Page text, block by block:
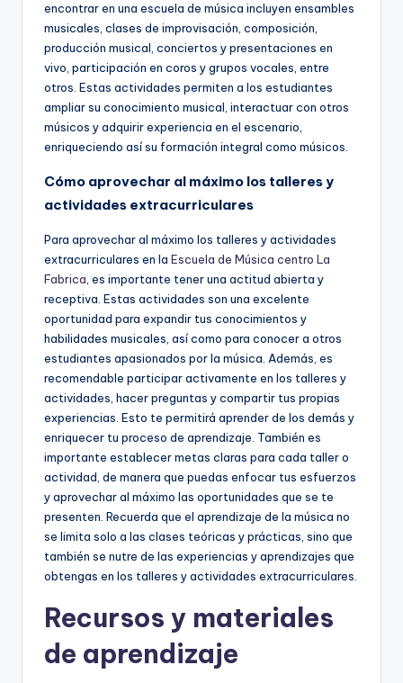
encontrar en una escuela de música incluyen ensambles
musicales, clases de improvisación, composición,
producción musical, conciertos y presentaciones en
vivo, participación en coros y grupos vocales, entre
otros. Estas actividades permiten a los estudiantes
ampliar su conocimiento musical, interactuar con otros
músicos y adquirir experiencia en el escenario,
enriqueciendo así su formación integral como músicos.
Cómo aprovechar al máximo los talleres y
actividades extracurriculares
Para aprovechar al máximo los talleres y actividades
extracurriculares en la Escuela de Música centro La
Fabrica, es importante tener una actitud abierta y
receptiva. Estas actividades son una excelente
oportunidad para expandir tus conocimientos y
habilidades musicales, así como para conocer a otros
estudiantes apasionados por la música. Además, es
recomendable participar activamente en los talleres y
actividades, hacer preguntas y compartir tus propias
experiencias. Esto te permitirá aprender de los demás y
enriquecer tu proceso de aprendizaje. También es
importante establecer metas claras para cada taller o
actividad, de manera que puedas enfocar tus esfuerzos
y aprovechar al máximo las oportunidades que se te
presenten. Recuerda que el aprendizaje de la música no
se limita solo a las clases teóricas y prácticas, sino que
también se nutre de las experiencias y aprendizajes que
obtengas en los talleres y actividades extracurriculares.
Recursos y materiales
de aprendizaje